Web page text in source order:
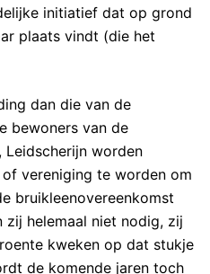
initiatief dat op grond
plaats vindt (die het
dan die van de
bewoners van de
Leidscherijn worden
vereniging te worden om
bruikleenovereenkomst
zij helemaal niet nodig, zij
kweken op dat stukje
de komende jaren toch